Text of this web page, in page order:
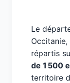
Le
répartis
de 1 500
territoire